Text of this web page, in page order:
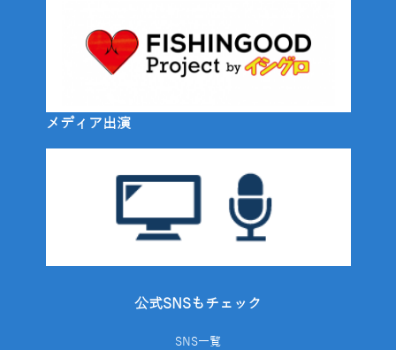
メディア出演
公式SNSもチェック
SNS一覧